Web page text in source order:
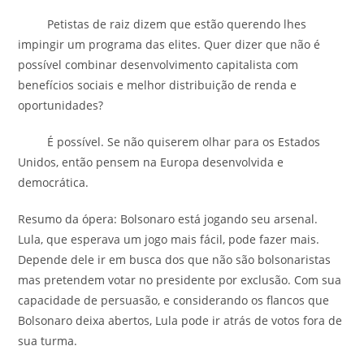
Petistas de raiz dizem que estão querendo lhes
impingir um programa das elites. Quer dizer que não é
possível combinar desenvolvimento capitalista com
benefícios sociais e melhor distribuição de renda e
oportunidades?
É possível. Se não quiserem olhar para os Estados
Unidos, então pensem na Europa desenvolvida e
democrática.
Resumo da ópera: Bolsonaro está jogando seu arsenal.
Lula, que esperava um jogo mais fácil, pode fazer mais.
Depende dele ir em busca dos que não são bolsonaristas
mas pretendem votar no presidente por exclusão. Com sua
capacidade de persuasão, e considerando os flancos que
Bolsonaro deixa abertos, Lula pode ir atrás de votos fora de
sua turma.